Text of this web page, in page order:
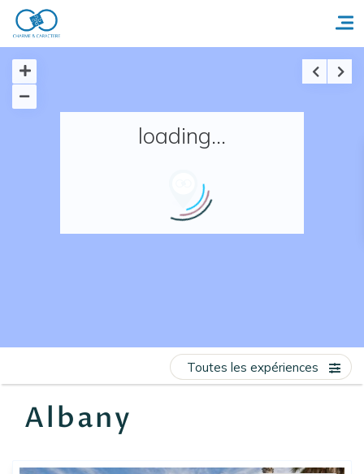
Accueil
Nos adresses en France
loading...
Albany
Toutes les expériences